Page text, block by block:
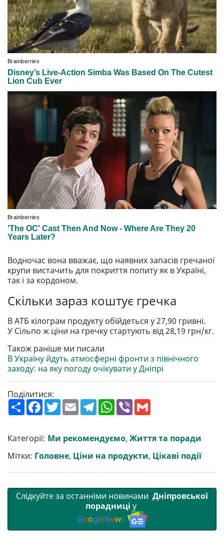
Водночас вона вважає, що наявних запасів гречаної
крупи вистачить для покриття попиту як в Україні,
так і за кордоном.
Скільки зараз коштує гречка
В АТБ кілограм продукту обійдеться у 27,90 гривні.
У Сільпо ж ціни на гречку стартують від 28,19 грн/кг.
Також раніше ми писали
В Україну йдуть атмосферні фронти з північного
заходу: на яку погоду очікувати у Дніпрі
Поділитися:
П
о
р
и
т
и
F
a
b
o
o
k
T
w
e
r
E
m
l
T
e
g
r
a
m
W
h
s
A
p
p
V
r l
Категорії: Ми рекомендуємо, Життя та поради
Мітки: Головне, Ціни на продукти, Цікаві події
Слідкуйте за останніми новинами Дніпровської
порадниці у
GoogleNews